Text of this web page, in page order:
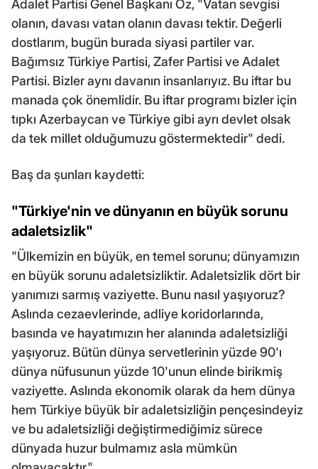
Adalet Partisi Genel Başkanı Öz, "Vatan sevgisi
olanın, davası vatan olanın davası tektir. Değerli
dostlarım, bugün burada siyasi partiler var.
Bağımsız Türkiye Partisi, Zafer Partisi ve Adalet
Partisi. Bizler aynı davanın insanlarıyız. Bu iftar bu
manada çok önemlidir. Bu iftar programı bizler için
tıpkı Azerbaycan ve Türkiye gibi ayrı devlet olsak
da tek millet olduğumuzu göstermektedir" dedi.
Baş da şunları kaydetti:
"Türkiye'nin ve dünyanın en büyük sorunu
adaletsizlik"
"Ülkemizin en büyük, en temel sorunu; dünyamızın
en büyük sorunu adaletsizliktir. Adaletsizlik dört bir
yanımızı sarmış vaziyette. Bunu nasıl yaşıyoruz?
Aslında cezaevlerinde, adliye koridorlarında,
basında ve hayatımızın her alanında adaletsizliği
yaşıyoruz. Bütün dünya servetlerinin yüzde 90'ı
dünya nüfusunun yüzde 10'unun elinde birikmiş
vaziyette. Aslında ekonomik olarak da hem dünya
hem Türkiye büyük bir adaletsizliğin pençesindeyiz
ve bu adaletsizliği değiştirmediğimiz sürece
dünyada huzur bulmamız asla mümkün